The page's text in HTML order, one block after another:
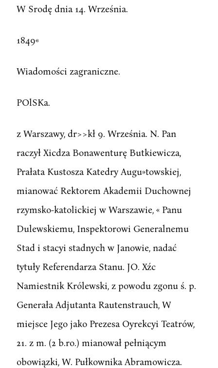
W Srodę dnia 14. Września.
1849«
Wiadomości zagraniczne.
POlSKa.
z Warszawy, dr>>kł 9. Września. N. Pan
raczył Xicdza Bonawenturę Butkiewicza,
Prałata Kustosza Katedry Augu»towskiej,
mianować Rektorem Akademii Duchownej
rzymsko-katolickiej w Warszawie, « Panu
Dulewskiemu, Inspektorowi Generalnemu
Stad i stacyi stadnych w Janowie, nadać
tytuły Referendarza Stanu. JO. Xźc
Namiestnik Królewski, z powodu zgonu ś. p.
Generała Adjutanta Rautenstrauch, W
miejsce Jego jako Prezesa Oyrekcyi Teatrów,
21. z m. (2 b.ro.) mianował pełniącym
obowiązki, W. Pułkownika Abramowicza.